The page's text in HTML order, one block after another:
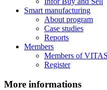
Smart manufacturing
About program
Case studies
Reports
Members
Members of VITAS
Register
More informations